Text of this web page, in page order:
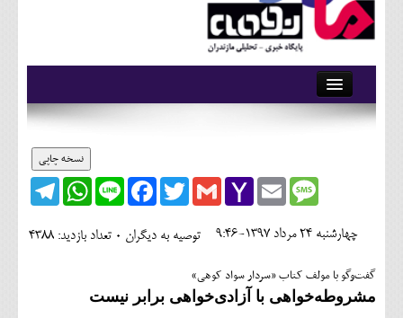
آرشیو
وبلاگ
کلینیک
نسخه چاپی
Telegram
WhatsApp Line
FacebookTwitterGmailYahoo
Mail
EmailMessage
تعداد بازدید: 4388 توصیه به دیگران 0 چهارشنبه 24 مرداد 1397-9:46
گفت‌وگو با مولف کتاب «سردار سواد کوهی»
مشروطه‌خواهی با آزادی‌خواهی برابر نیست